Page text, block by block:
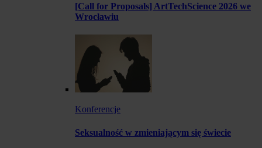
[Call for Proposals] ArtTechScience 2026 we
Wrocławiu
Konferencje
Seksualność w zmieniającym się świecie